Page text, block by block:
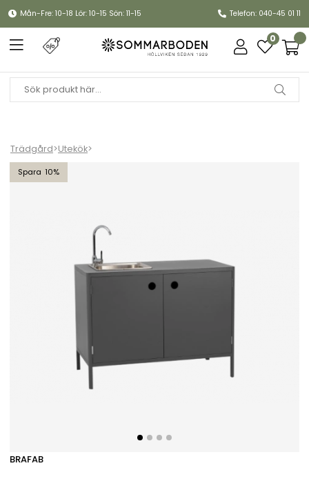
Mån-Fre: 10-18 Lör: 10-15 Sön: 11-15 Telefon: 040-45 01 11
0
Trädgård>Utekök>
10
Kelia utekök med vask och kran - antracit
BRAFAB